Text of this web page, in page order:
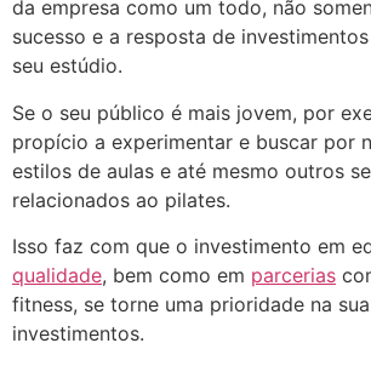
da empresa como um todo, não
sucesso e a resposta de
seu estúdio.
Se o seu público é mais jovem, por
propício a experimentar e buscar por
estilos de aulas e até mesmo outros
relacionados ao pilates.
Isso faz com que o investimento em
qualidade, bem como em parcerias
fitness, se torne uma prioridade na
investimentos.